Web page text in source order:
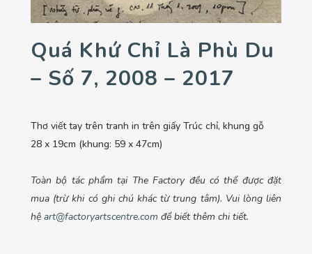
Quá Khứ Chỉ Là Phù Du
– Số 7, 2008 – 2017
Thơ viết tay trên tranh in trên giấy Trúc chỉ, khung gỗ
28 x 19cm (khung: 59 x 47cm)
Toàn bộ tác phẩm tại The Factory đều có thể được đặt
mua (trừ khi có ghi chú khác từ trung tâm). Vui lòng liên
hệ art@factoryartscentre.com để biết thêm chi tiết.